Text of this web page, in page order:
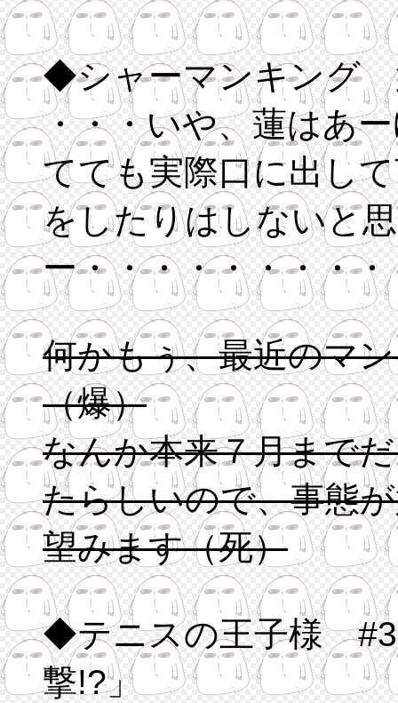
◆シャーマンキング
・・・いや、蓮はあ
てても実際口に出し
をしたりはしないと
ー・・・・・・・・
何かもぅ、最近のマ
（爆）
なんか本来７月まで
たらしいので、事態
望みます（死）
◆テニスの王子様
撃!?」